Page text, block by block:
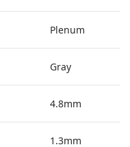
Plenum
Gray
4.8mm
1.3mm